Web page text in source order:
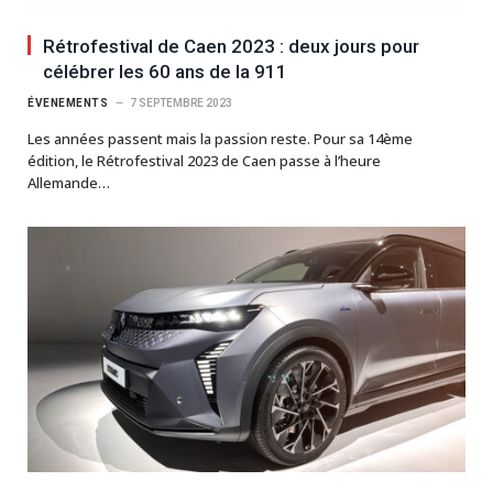
Rétrofestival de Caen 2023 : deux jours pour
célébrer les 60 ans de la 911
ÉVENEMENTS 7 SEPTEMBRE 2023
Les années passent mais la passion reste. Pour sa 14ème
édition, le Rétrofestival 2023 de Caen passe à l’heure
Allemande…